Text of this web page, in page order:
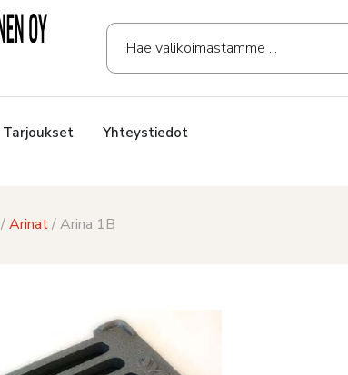
Tarjoukset Yhteystiedot
/Arinat/ Arina 1B